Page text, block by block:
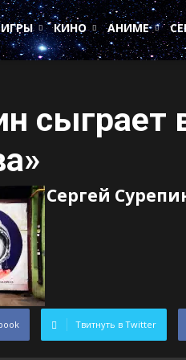
ИГРЫ
КИНО АНИМЕ
сыграет
Сергей
Твитнуть в Twitter